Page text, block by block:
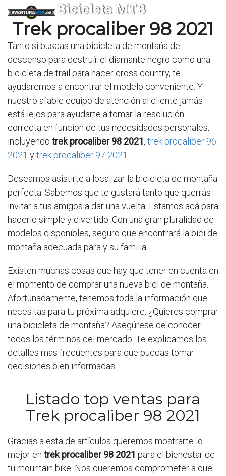
Bicicleta MTB
Trek procaliber 98 2021
Tanto si buscas una bicicleta de montaña de
descenso para destruír el diamante negro como una
bicicleta de trail para hacer cross country, te
ayudaremos a encontrar el modelo conveniente. Y
nuestro afable equipo de atención al cliente jamás
está lejos para ayudarte a tomar la resolución
correcta en función de tus necesidades personales,
incluyendo trek procaliber 98 2021, trek procaliber 96
2021 ytrek procaliber 97 2021
Deseamos asistirte a localizar la bicicleta de montaña
perfecta. Sabemos que te gustará tanto que querrás
invitar a tus amigos a dar una vuelta. Estamos acá para
hacerlo simple y divertido. Con una gran pluralidad de
modelos disponibles, seguro que encontrará la bici de
montaña adecuada para y su familia.
Existen muchas cosas que hay que tener en cuenta en
el momento de comprar una nueva bici de montaña.
Afortunadamente, tenemos toda la información que
necesitas para tu próxima adquiere. ¿Quieres comprar
una bicicleta de montaña? Asegúrese de conocer
todos los términos del mercado. Te explicamos los
detalles más frecuentes para que puedas tomar
decisiones bien informadas.
Listado top ventas para
Trek procaliber 98 2021
Gracias a esta de artículos queremos mostrarte lo
mejor en trek procaliber 98 2021 para el bienestar de
tu mountain bike. Nos queremos comprometer a que